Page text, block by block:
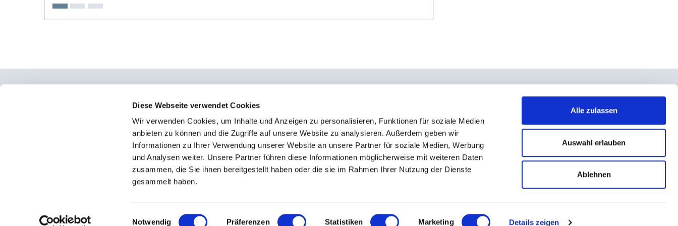
Diese Webseite verwendet Cookies
Wir verwenden Cookies, um Inhalte und Anzeigen zu personalisieren, Funktionen für soziale Medien
anbieten zu können und die Zugriffe auf unsere Website zu analysieren. Außerdem geben wir
Informationen zu Ihrer Verwendung unserer Website an unsere Partner für soziale Medien, Werbung
und Analysen weiter. Unsere Partner führen diese Informationen möglicherweise mit weiteren Daten
zusammen, die Sie ihnen bereitgestellt haben oder die sie im Rahmen Ihrer Nutzung der Dienste
gesammelt haben.
Einwilligungsauswahl
Notwendig Präferenzen Statistiken Marketing Details zeigen
Alle zulassen
Auswahl erlauben
Ablehnen
Konrad-Adenauer-Straße 6
0451 - 4 79 95 0
info@osteopathie-institut-deutschland.de
Kontakt
Storno- und Teilnahmebedingungen
Impressum
Datenschutz